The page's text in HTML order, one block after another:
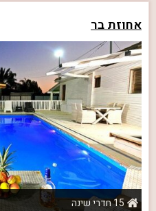
אחוזת בר
15 חדרי שינה